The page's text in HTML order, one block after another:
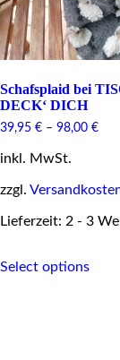
Schafsplaid bei
DECK‘ DICH
39,95 € – 98,00 €
inkl. MwSt.
zzgl.
Lieferzeit: 2 - 3
Select options